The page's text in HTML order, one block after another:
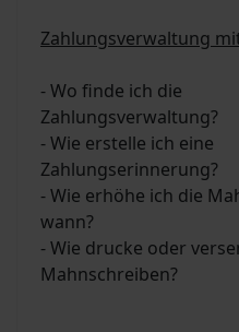
Zahlungsverwaltung
- Wo finde ich die
Zahlungsverwaltung?
- Wie erstelle ich eine
Zahlungserinnerung?
- Wie erhöhe ich die
wann?
- Wie drucke oder
Mahnschreiben?